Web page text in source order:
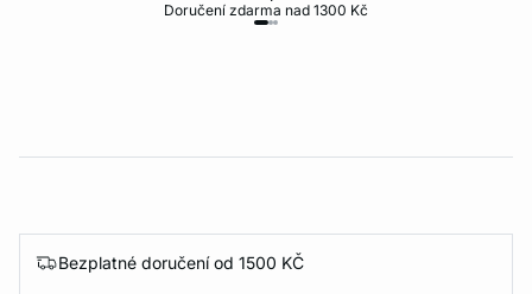
Doručení zdarma nad 1300 Kč
Bezplatné doručení od 1500 KČ